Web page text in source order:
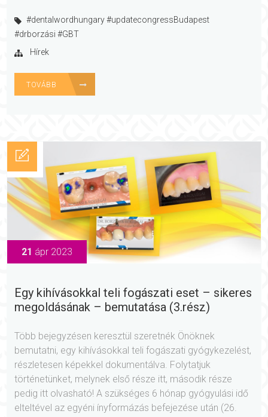
#dentalwordhungary #updatecongressBudapest
#drborzási #GBT
Hírek
TOVÁBB
21 ápr 2023
Egy kihívásokkal teli fogászati eset – sikeres
megoldásának – bemutatása (3.rész)
Több bejegyzésen keresztül szeretnék Önöknek
bemutatni, egy kihívásokkal teli fogászati gyógykezelést,
részletesen képekkel dokumentálva. Folytatjuk
történetünket, melynek első része itt, második része
pedig itt olvasható! A szükséges 6 hónap gyógyulási idő
elteltével az egyéni ínyformázás befejezése után (26.